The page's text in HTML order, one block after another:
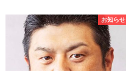
お知らせ